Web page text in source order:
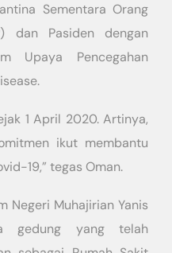
Sementara Orang
dan Pasiden dengan
Upaya Pencegahan
1 April 2020. Artinya,
ikut membantu
19,” tegas Oman.
Negeri Muhajirian Yanis
gedung yang telah